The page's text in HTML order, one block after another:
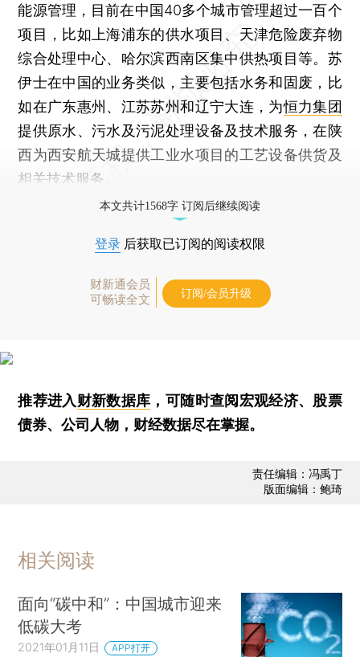
能源管理，目前在中国40多个城市管理超过一百个
项目，比如上海浦东的供水项目、天津危险废弃物
综合处理中心、哈尔滨西南区集中供热项目等。苏
伊士在中国的业务类似，主要包括水务和固废，比
如在广东惠州、江苏苏州和辽宁大连，为恒力集团
提供原水、污水及污泥处理设备及技术服务，在陕
西为西安航天城提供工业水项目的工艺设备供货及
相关技术服务。
本文共计1568字 订阅后继续阅读
登录 后获取已订阅的阅读权限
财新通会员
可畅读全文
订阅/会员升级
推荐进入财新数据库 ，可随时查阅宏观经济、股票
债券、公司人物，财经数据尽在掌握。
责任编辑：冯禹丁
版面编辑：鲍琦
相关阅读
面向“碳中和”：中国城市迎来
低碳大考
2021年01月11日 APP打开